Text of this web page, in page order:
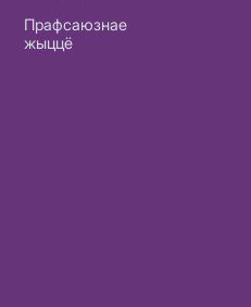
Прафсаюзнае
жыццё